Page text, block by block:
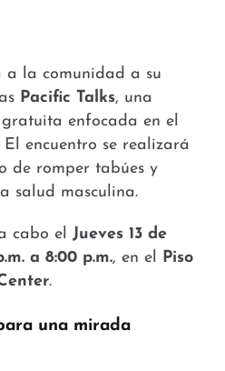
la comunidad a su
Pacific Talks, una
enfocada en el
El encuentro se realizará
de romper tabúes y
salud masculina.
cabo el Jueves 13 de
a 8:00 p.m., en el
Piso
.
una mirada